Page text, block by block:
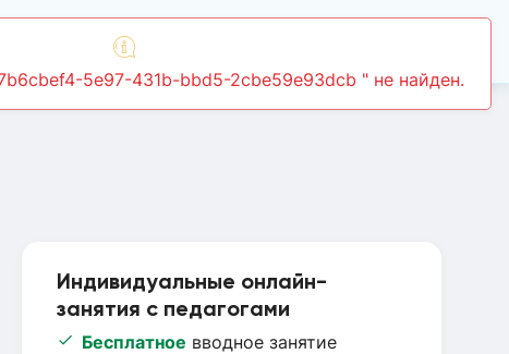
Индивидуальные онлайн-
занятия с педагогами
Бесплатное вводное занятие